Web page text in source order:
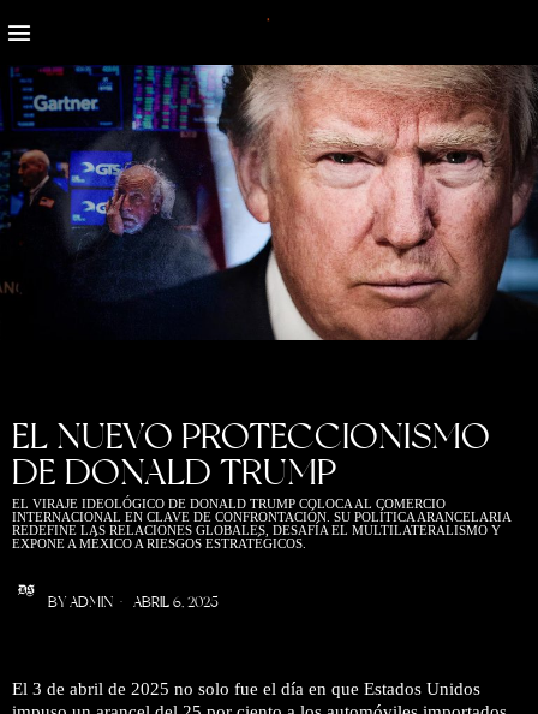
EL NUEVO PROTECCIONISMO
DE DONALD TRUMP
EL VIRAJE IDEOLÓGICO DE DONALD TRUMP COLOCA AL COMERCIO
INTERNACIONAL EN CLAVE DE CONFRONTACIÓN. SU POLÍTICA ARANCELARIA
REDEFINE LAS RELACIONES GLOBALES, DESAFÍA EL MULTILATERALISMO Y
EXPONE A MÉXICO A RIESGOS ESTRATÉGICOS.
BY ADMIN ABRIL 6, 2025
El 3 de abril de 2025 no solo fue el día en que Estados Unidos